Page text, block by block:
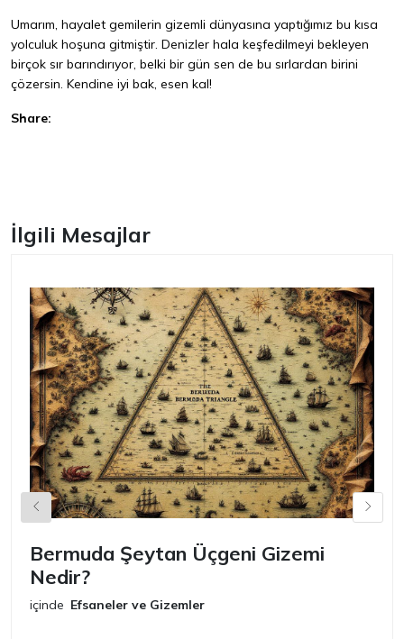
Umarım, hayalet gemilerin gizemli dünyasına yaptığımız bu kısa
yolculuk hoşuna gitmiştir. Denizler hala keşfedilmeyi bekleyen
birçok sır barındırıyor, belki bir gün sen de bu sırlardan birini
çözersin. Kendine iyi bak, esen kal!
Share:
İlgili Mesajlar
Bermuda Şeytan Üçgeni Gizemi
Nedir?
içinde Efsaneler ve Gizemler